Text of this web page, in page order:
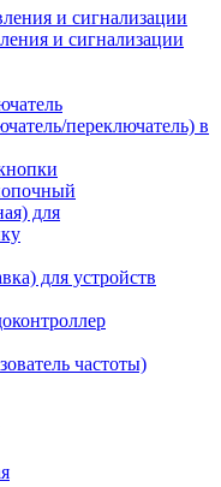
и сигнализации
и сигнализации
переключатель) в
для
для устройств
частоты)